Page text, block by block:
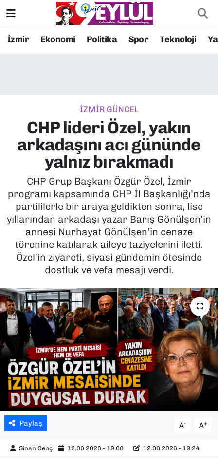
İzmir Ekonomi Politika Spor Teknoloji
İZMİR GÜNCEL
CHP lideri Özel, yakın
arkadaşını acı gününde
yalnız bırakmadı
CHP Grup Başkanı Özgür Özel, İzmir
programı kapsamında CHP İl Başkanlığı’nda
partililerle bir araya geldikten sonra, lise
yıllarından arkadaşı yazar Barış Gönülşen’in
annesi Nurhayat Gönülşen’in cenaze
törenine katılarak aileye taziyelerini iletti.
Özel’in ziyareti, siyasi gündemin ötesinde
dostluk ve vefa mesajı verdi.
Paylaş A- A+
Sinan Genç 12.06.2026 - 19:08 12.06.2026 - 19:24
Resmi İlanlar
EKONOMİ
KÜLTÜR SANAT
MAGAZİN
POLİTİKA
SAĞLIK
SPOR
YAŞAM
YEREL YÖNETİMLER
Konak Nöbetçi Eczaneler
Süper Lig Puan Durumu ve Fikstür
Tüm Manşetler
Son Dakika Haberleri
Haber Arşivi